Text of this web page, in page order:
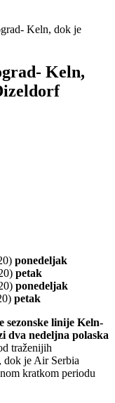
Keln, dok je
Keln,
ponedeljak
petak
ponedeljak
petak
sezonske linije Keln-
dva nedeljna polaska
traženijih
dok je Air Serbia
kratkom periodu